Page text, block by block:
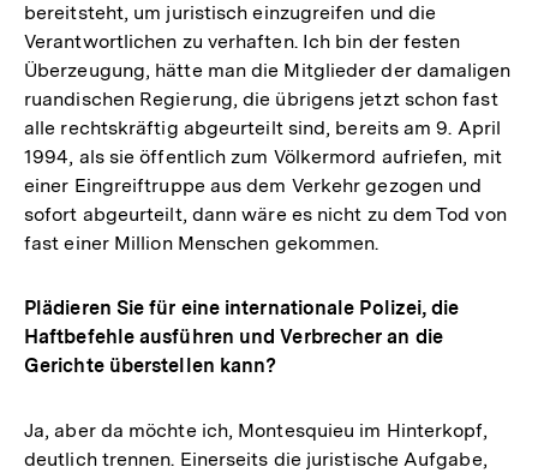
bereitsteht, um juristisch einzugreifen und die
Verantwortlichen zu verhaften. Ich bin der festen
Überzeugung, hätte man die Mitglieder der damaligen
ruandischen Regierung, die übrigens jetzt schon fast
alle rechtskräftig abgeurteilt sind, bereits am 9. April
1994, als sie öffentlich zum Völkermord aufriefen, mit
einer Eingreiftruppe aus dem Verkehr gezogen und
sofort abgeurteilt, dann wäre es nicht zu dem Tod von
fast einer Million Menschen gekommen.
Plädieren Sie für eine internationale Polizei, die
Haftbefehle ausführen und Verbrecher an die
Gerichte überstellen kann?
Ja, aber da möchte ich, Montesquieu im Hinterkopf,
deutlich trennen. Einerseits die juristische Aufgabe,